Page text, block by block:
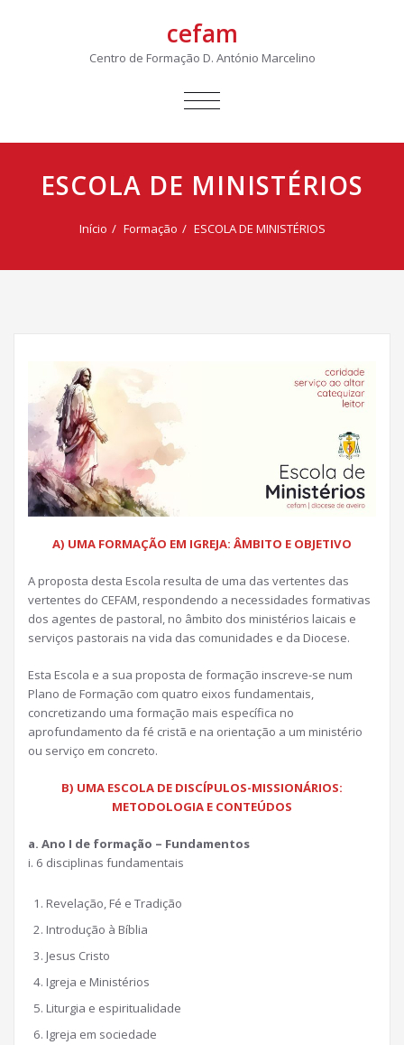
cefam
Centro de Formação D. António Marcelino
ALTERNAR
ESCOLA DE MINISTÉRIOS
Início Formação ESCOLA DE MINISTÉRIOS
A) UMA FORMAÇÃO EM IGREJA: ÂMBITO E OBJETIVO
A proposta desta Escola resulta de uma das vertentes das
vertentes do CEFAM, respondendo a necessidades formativas
dos agentes de pastoral, no âmbito dos ministérios laicais e
serviços pastorais na vida das comunidades e da Diocese.
Esta Escola e a sua proposta de formação inscreve-se num
Plano de Formação com quatro eixos fundamentais,
concretizando uma formação mais específica no
aprofundamento da fé cristã e na orientação a um ministério
ou serviço em concreto.
B) UMA ESCOLA DE DISCÍPULOS-MISSIONÁRIOS:
METODOLOGIA E CONTEÚDOS
a. Ano I de formação – Fundamentos
i. 6 disciplinas fundamentais
Revelação, Fé e Tradição
Introdução à Bíblia
Jesus Cristo
Igreja e Ministérios
Liturgia e espiritualidade
Igreja em sociedade